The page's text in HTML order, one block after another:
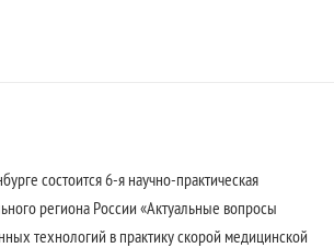
состоится 6-я научно-практическая
региона России «Актуальные вопросы
технологий в практику скорой медицинской